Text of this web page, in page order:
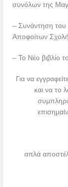
συνόλων της
– Συνάντηση
Αποφοίτων
– Το Νέο βιβλίο
Για να
και να το
απλά